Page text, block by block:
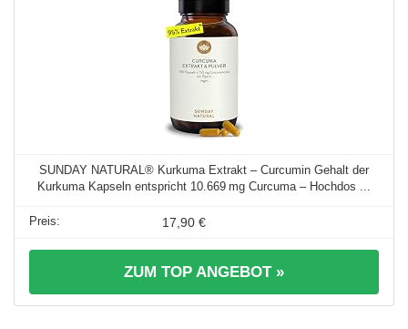
SUNDAY NATURAL® Kurkuma Extrakt – Curcumin Gehalt der
Kurkuma Kapseln entspricht 10.669 mg Curcuma – Hochdos ...
17,90 €
ZUM TOP ANGEBOT »